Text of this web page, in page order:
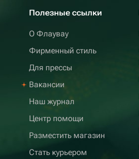
Полезные ссылки
О Флаувау
Фирменный стиль
Для прессы
Вакансии
Наш журнал
Центр помощи
Разместить магазин
Стать курьером